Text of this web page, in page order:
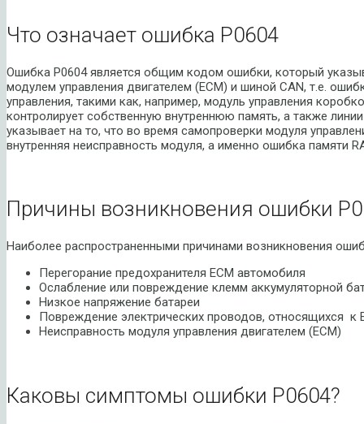
Что означает ошибка P0604
Ошибка P0604 является общим кодом ошибки, который
модулем управления двигателем (ECM) и шиной CAN, т.е.
управления, такими как, например, модуль управления
контролирует собственную внутреннюю память, а также
указывает на то, что во время самопроверки модуля
внутренняя неисправность модуля, а именно ошибка памяти
Причины возникновения ошибки
Наиболее распространенными причинами возникновения
Перегорание предохранителя ECM автомобиля
Ослабление или повреждение клемм аккумуляторной
Низкое напряжение батареи
Повреждение электрических проводов, относящихся к
Неисправность модуля управления двигателем (ECM)
Каковы симптомы ошибки P0604?